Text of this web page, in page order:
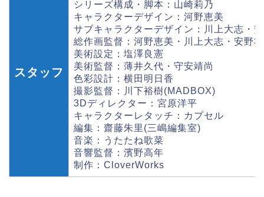
スタッフ
シリーズ構成・脚本：山崎莉乃
キャラクターデザイン：河野恵美
サブキャラクターデザイン：川上大志・
総作画監督：河野恵美・川上大志・安野
美術設定：塩澤良憲
美術監督：薄井久代・守安靖尚
色彩設計：横田明日香
撮影監督：川下裕樹(MADBOX)
3Dディレクター：宮原洋平
キャラクターレタッチ：カプセル
編集：齋藤朱里(三嶋編集室)
音楽：うたたね歌菜
音響監督：濱野高年
制作：CloverWorks